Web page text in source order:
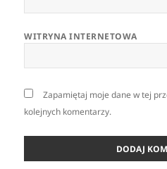
WITRYNA INTERNETOWA
Zapamiętaj moje dane w tej
kolejnych komentarzy.